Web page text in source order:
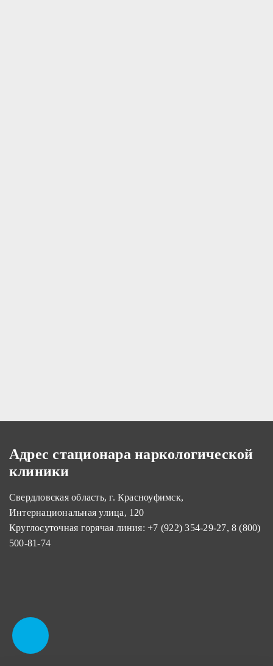
Адрес стационара наркологической
клиники
Свердловская область, г. Красноуфимск,
Интернациональная улица, 120
Круглосуточная горячая линия:+7 (922) 354-29-27,8 (800)
500-81-74